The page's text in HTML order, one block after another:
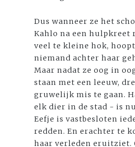
Dus wanneer ze het
Kahlo na een hulpkreet
veel te kleine hok,
niemand achter haar
Maar nadat ze oog in
staan met een leeuw,
gruwelijk mis te gaan.
elk dier in de stad - is
Eefje is vastbesloten
redden. En erachter te
haar verleden eruitziet.